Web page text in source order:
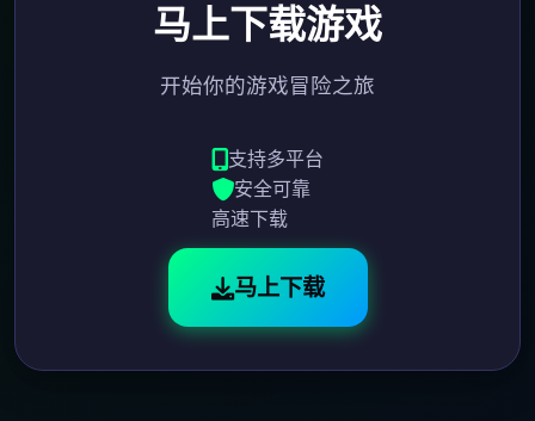
马上下载游戏
开始你的游戏冒险之旅
支持多平台
安全可靠
高速下载
马上下载